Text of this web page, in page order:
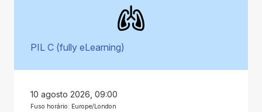
PIL C (fully eLearning)
10 agosto 2026, 09:00
Fuso horário: Europe/London